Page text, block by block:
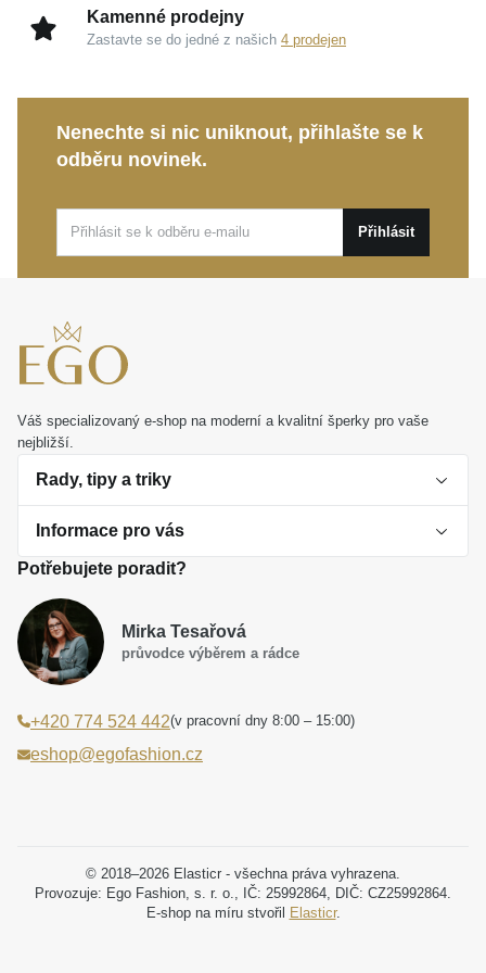
Pečeť kvality MOISS: Uznávaná značka spojující
nošení, ale i jako oslnivý doplněk pro slavnostní
chvíle.MOISS řetízek ze žlutého zlata FIGARO
Kamenné prodejny
Zastavte se do jedné z našich 4 prodejen
Nenechte si nic uniknout, přihlašte se k
odběru novinek.
Přihlásit
Váš specializovaný e-shop na moderní a kvalitní šperky pro vaše
nejbližší.
Rady, tipy a triky
O perlách
Jak vybrat perlový šperk
Dárková inspirace
Smaltované a korálkové šperky jako trend
Laboratorní diamanty jsou budoucnost
Jak správně pečovat o šperky
Informace pro vás
Obchodní podmínky
Reklamační řád
Poučení o právu na odstoupení od smlouvy
Podmínky slev a akčních nabídek
Projekt registrace ochranné známky
Potřebujete poradit?
Mirka Tesařová
průvodce výběrem a rádce
+420 774 524 442(v pracovní dny 8:00 – 15:00)
eshop@egofashion.cz
© 2018–2026 Elasticr - všechna práva vyhrazena.
Provozuje: Ego Fashion, s. r. o., IČ: 25992864, DIČ: CZ25992864.
E-shop na míru stvořil
Elasticr.